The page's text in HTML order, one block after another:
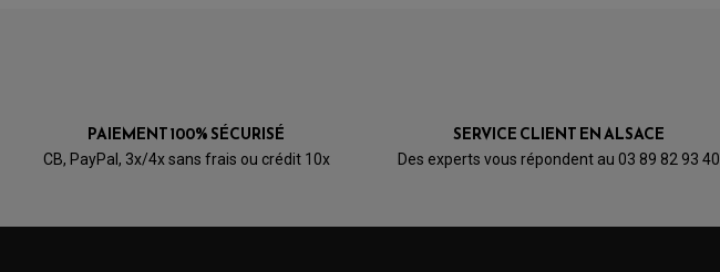
Avis soumis à un contrôle
PAIEMENT 100% SÉCURISÉ
CB, PayPal, 3x/4x sans frais ou crédit 10x
SERVICE CLIENT EN ALSACE
Des experts vous répondent au 03 89 82 93 40